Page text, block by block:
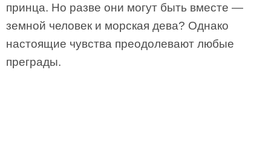
принца. Но разве они могут быть вместе —
земной человек и морская дева? Однако
настоящие чувства преодолевают любые
преграды.